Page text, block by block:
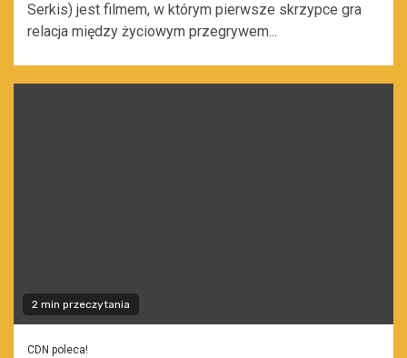
Serkis) jest filmem, w którym pierwsze skrzypce gra
relacja między życiowym przegrywem...
2 min przeczytania
CDN poleca!